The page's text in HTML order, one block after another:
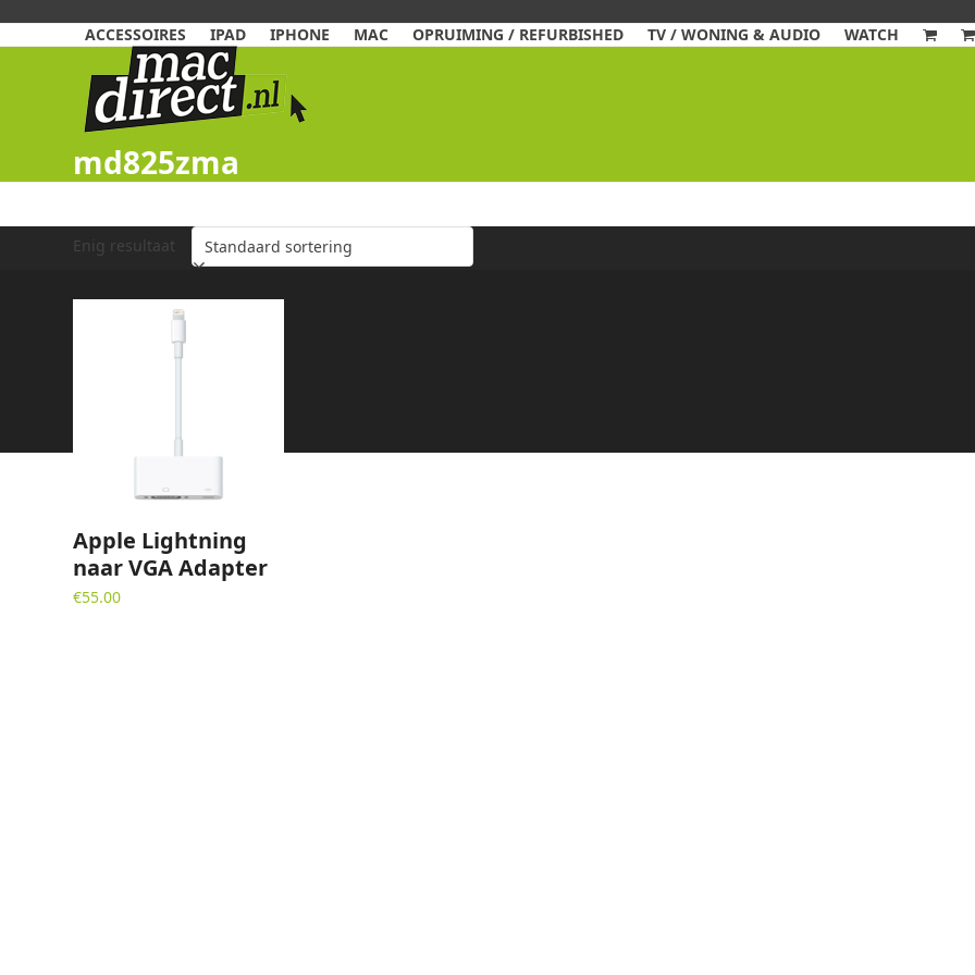
ACCESSOIRES
IPAD IPHONE MAC OPRUIMING / REFURBISHED TV / WONING & AUDIO WATCH
md825zma
Enig resultaat
Apple Lightning
naar VGA Adapter
€55.00